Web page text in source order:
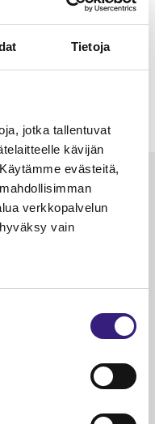
Tietoja
jotka tallentuvat
kävijän
evästeitä,
verkkopalvelun
vain
Tarja